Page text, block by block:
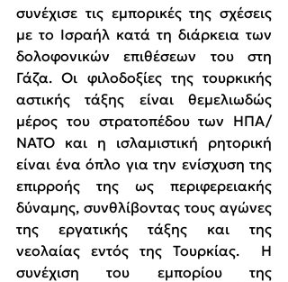
συνέχισε τις εμπορικές της σχέσεις
με το Ισραήλ κατά τη διάρκεια των
δολοφονικών επιθέσεων του στη
Γάζα. Οι φιλοδοξίες της τουρκικής
αστικής τάξης είναι θεμελιωδώς
μέρος του στρατοπέδου των ΗΠΑ/
ΝΑΤΟ και η ισλαμιστική ρητορική
είναι ένα όπλο για την ενίσχυση της
επιρροής της ως περιφερειακής
δύναμης, συνθλίβοντας τους αγώνες
της εργατικής τάξης και της
νεολαίας εντός της Τουρκίας.  Η
συνέχιση του εμπορίου της